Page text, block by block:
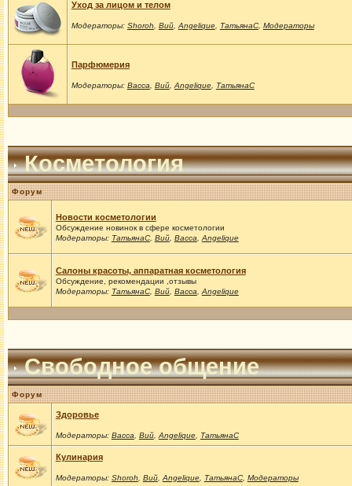
Уход за лицом и телом
Модераторы: Shoroh Вий, Angelique, ТатьянаС, Модераторы
Парфюмерия
Модераторы: Васса Вий, Angelique, ТатьянаС
Косметология
Форум
Новости косметологии
Обсуждение новинок в сфере косметологии
Модераторы: ТатьянаС, Вий, Васса Angelique
Салоны красоты, аппаратная косметология
Обсуждение, рекомендации ,отзывы
Модераторы: ТатьянаС, Вий, Васса Angelique
Свободное общение
Форум
Здоровье
Модераторы: Васса Вий, Angelique, ТатьянаС
Кулинария
Модераторы: Shoroh Вий, Angelique, ТатьянаС, Модераторы